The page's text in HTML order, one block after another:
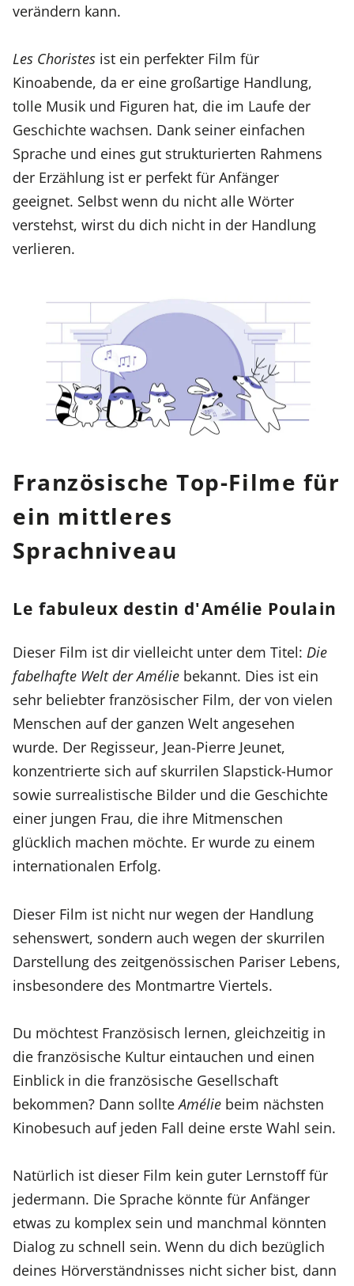
verändern kann.
Les Choristes ist ein perfekter Film für
Kinoabende, da er eine großartige Handlung,
tolle Musik und Figuren hat, die im Laufe der
Geschichte wachsen. Dank seiner einfachen
Sprache und eines gut strukturierten Rahmens
der Erzählung ist er perfekt für Anfänger
geeignet. Selbst wenn du nicht alle Wörter
verstehst, wirst du dich nicht in der Handlung
verlieren.
Französische Top-Filme für
ein mittleres
Sprachniveau
Le fabuleux destin d'Amélie Poulain
Dieser Film ist dir vielleicht unter dem Titel: Die
fabelhafte Welt der Amélie bekannt. Dies ist ein
sehr beliebter französischer Film, der von vielen
Menschen auf der ganzen Welt angesehen
wurde. Der Regisseur, Jean-Pierre Jeunet,
konzentrierte sich auf skurrilen Slapstick-Humor
sowie surrealistische Bilder und die Geschichte
einer jungen Frau, die ihre Mitmenschen
glücklich machen möchte. Er wurde zu einem
internationalen Erfolg.
Dieser Film ist nicht nur wegen der Handlung
sehenswert, sondern auch wegen der skurrilen
Darstellung des zeitgenössischen Pariser Lebens,
insbesondere des Montmartre Viertels.
Du möchtest Französisch lernen, gleichzeitig in
die französische Kultur eintauchen und einen
Einblick in die französische Gesellschaft
bekommen? Dann sollteAmélie beim nächsten
Kinobesuch auf jeden Fall deine erste Wahl sein.
Natürlich ist dieser Film kein guter Lernstoff für
jedermann. Die Sprache könnte für Anfänger
etwas zu komplex sein und manchmal könnten
Dialog zu schnell sein. Wenn du dich bezüglich
deines Hörverständnisses nicht sicher bist, dann